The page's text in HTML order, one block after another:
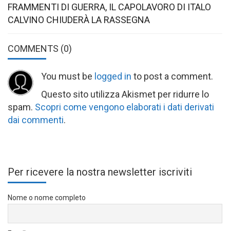
FRAMMENTI DI GUERRA, IL CAPOLAVORO DI ITALO
CALVINO CHIUDERÀ LA RASSEGNA
COMMENTS (0)
You must be logged in to post a comment.
Questo sito utilizza Akismet per ridurre lo
spam. Scopri come vengono elaborati i dati derivati
dai commenti.
Per ricevere la nostra newsletter iscriviti
Nome o nome completo